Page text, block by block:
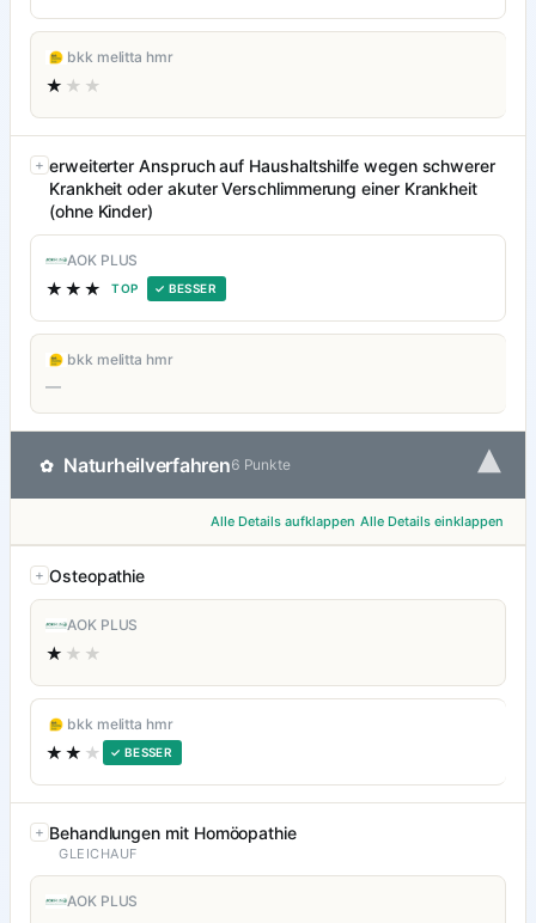
bkk melitta hmr
★ ★★
erweiterter Anspruch auf Haushaltshilfe wegen schwerer
Krankheit oder akuter Verschlimmerung einer Krankheit
(ohne Kinder)
AOK PLUS
★★★ TOP ✓ BESSER
bkk melitta hmr
—
✿ Naturheilverfahren6 Punkte ▾
Alle Details aufklappen Alle Details einklappen
Osteopathie
AOK PLUS
★ ★★
bkk melitta hmr
★★ ★ ✓ BESSER
Behandlungen mit Homöopathie
GLEICHAUF
AOK PLUS